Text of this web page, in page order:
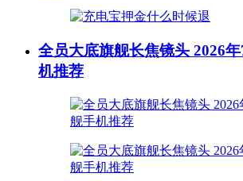
全员大底旗舰长焦镜头 2026
机推荐